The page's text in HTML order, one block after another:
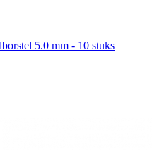
5.0 mm - 10 stuks